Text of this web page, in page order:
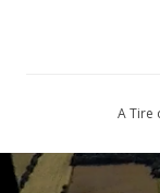
A Tire